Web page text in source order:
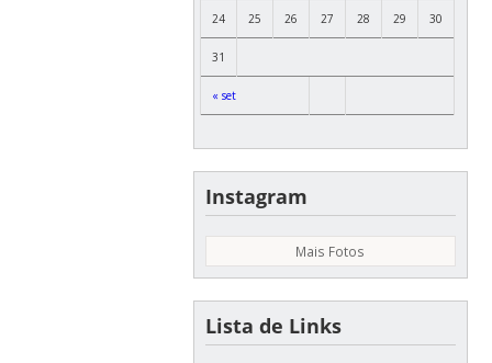
« set
24 25 26 27 28 29 30
31
Instagram
Mais Fotos
Lista de Links